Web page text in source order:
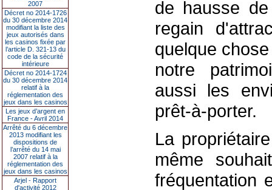
2007
Décret no 2014-1726
du 30 décembre 2014
modifiant la liste des
jeux autorisés dans
les casinos fixée par
l’article D. 321-13 du
code de la sécurité
intérieure
Décret no 2014-1724
du 30 décembre 2014
relatif à la
réglementation des
jeux dans les casinos
Les jeux d’argent en
France - Avril 2014
Arrêté du 6 décembre
2013 modifiant les
dispositions de
l’arrêté du 14 mai
2007 relatif à la
réglementation des
jeux dans les casinos
Arjel - Rapport
d'activité 2012
de hausse
regain
quelque
notre
aussi les
prêt-à-porter.
La
même
fréquentation